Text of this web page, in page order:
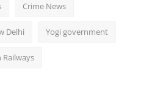
Crime News
Delhi Yogi government
Railways